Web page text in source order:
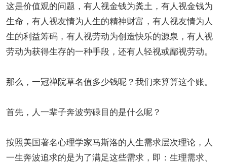
这是价值观的问题，有人视金钱为粪土，有人视金钱为
生命，有人视友情为人生的精神财富，有人视友情为人
生的利益筹码，有人视劳动为创造快乐的源泉，有人视
劳动为获得生存的一种手段，还有人轻视或鄙视劳动。
那么，一冠禅院草名值多少钱呢？我们来算算这个账。
首先，人一辈子奔波劳碌目的是什么呢？
按照美国著名心理学家马斯洛的人生需求层次理论，人
一生奔波追求的是为了满足这些需求，即：生理需求、